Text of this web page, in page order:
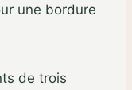
une bordure
de trois